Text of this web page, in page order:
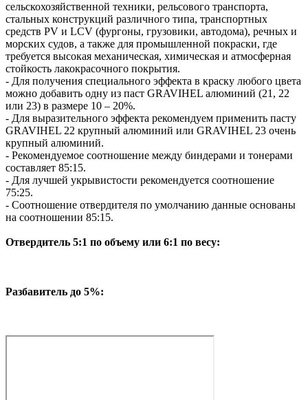
сельскохозяйственной техники, рельсового транспорта,
стальных конструкций различного типа, транспортных
средств PV и LCV (фургоны, грузовики, автодома), речных и
морских судов, а также для промышленной покраски, где
требуется высокая механическая, химическая и атмосферная
стойкость лакокрасочного покрытия.
- Для получения специального эффекта в краску любого цвета
можно добавить одну из паст GRAVIHEL алюминий (21, 22
или 23) в размере 10 – 20%.
- Для выразительного эффекта рекомендуем применить пасту
GRAVIHEL 22 крупный алюминий или GRAVIHEL 23 очень
крупный алюминий.
- Рекомендуемое соотношение между биндерами и тонерами
составляет 85:15.
- Для лучшей укрывистости рекомендуется соотношение
75:25.
- Соотношение отвердителя по умолчанию данные основаны
на соотношении 85:15.
Отвердитель 5:1 по объему или 6:1 по весу:
Разбавитель до 5%: